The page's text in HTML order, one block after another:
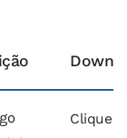
Clique